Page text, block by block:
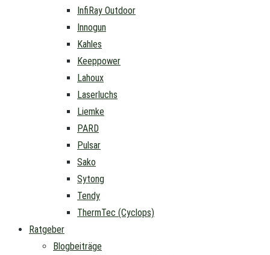
InfiRay Outdoor
Innogun
Kahles
Keeppower
Lahoux
Laserluchs
Liemke
PARD
Pulsar
Sako
Sytong
Tendy
ThermTec (Cyclops)
Ratgeber
Blogbeiträge